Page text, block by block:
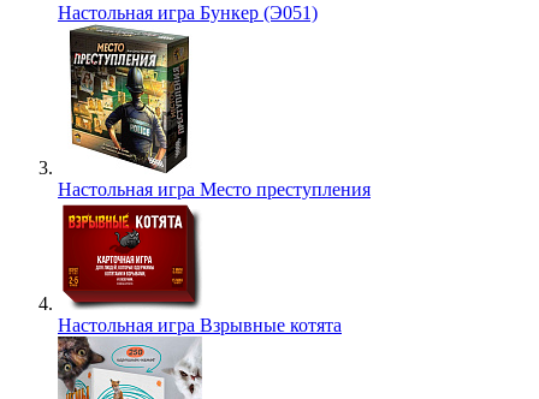
Настольная игра Бункер (Э051)
Настольная игра Место преступления
Настольная игра Взрывные котята